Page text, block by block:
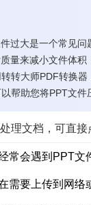
过大是一个常见
量来减小文件体
转大师PDF转换
帮助您将PPT文件
理文档，可直接
常会遇到PPT
需要上传到网